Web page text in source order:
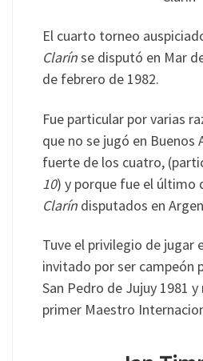
El cuarto torneo
Clarínse disputó en Mar
de febrero de 1982.
Fue particular por varias
que no se jugó en Buenos
fuerte de los cuatro,
10) y porque fue el último
Claríndisputados en
Tuve el privilegio de jugar
invitado por ser campeón
San Pedro de Jujuy 1981
primer Maestro